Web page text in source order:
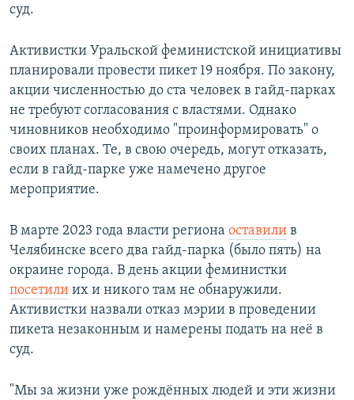
суд.
Активистки Уральской феминистской инициативы
планировали провести пикет 19 ноября. По закону,
акции численностью до ста человек в гайд-парках
не требуют согласования с властями. Однако
чиновников необходимо "проинформировать" о
своих планах. Те, в свою очередь, могут отказать,
если в гайд-парке уже намечено другое
мероприятие.
В марте 2023 года власти региона оставили в
Челябинске всего два гайд-парка (было пять) на
окраине города. В день акции феминистки
посетили их и никого там не обнаружили.
Активистки назвали отказ мэрии в проведении
пикета незаконным и намерены подать на неё в
суд.
"Мы за жизни уже рождённых людей и эти жизни